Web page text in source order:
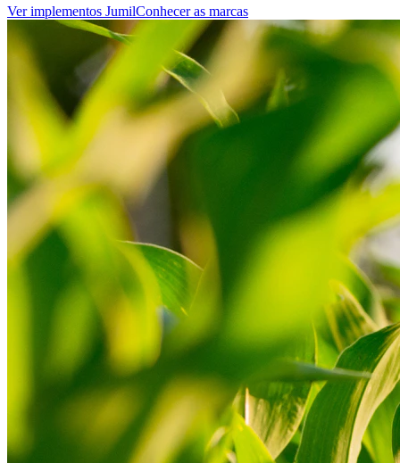
Ver implementos JumilConhecer as marcas